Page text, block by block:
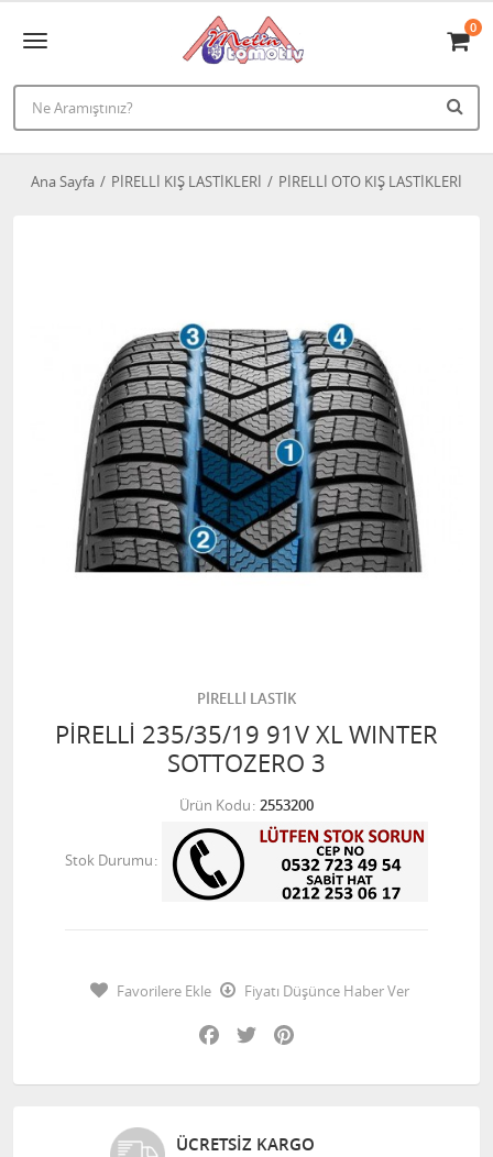
0
Ana Sayfa PİRELLİ KIŞ LASTİKLERİ PİRELLİ OTO KIŞ LASTİKLERİ
PİRELLİ LASTİK
PİRELLİ 235/35/19 91V XL WINTER
SOTTOZERO 3
Ürün Kodu 2553200
Stok Durumu
Favorilere Ekle
Fiyatı Düşünce Haber Ver
Facebook
Twitter
ÜCRETSIZ KARGO